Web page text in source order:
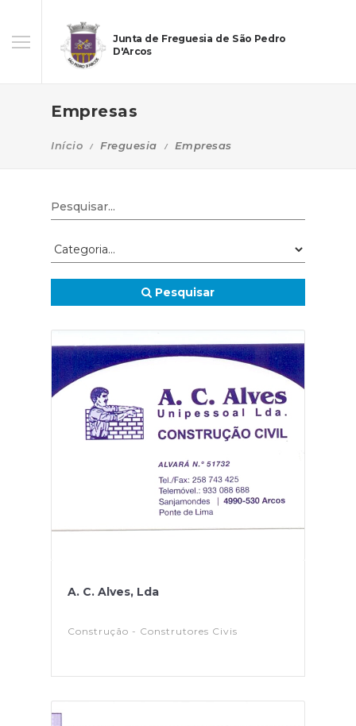
Junta de Freguesia de São Pedro
D'Arcos
Empresas
Início Freguesia Empresas
Pesquisar
A. C. Alves, Lda
Construção - Construtores Civis